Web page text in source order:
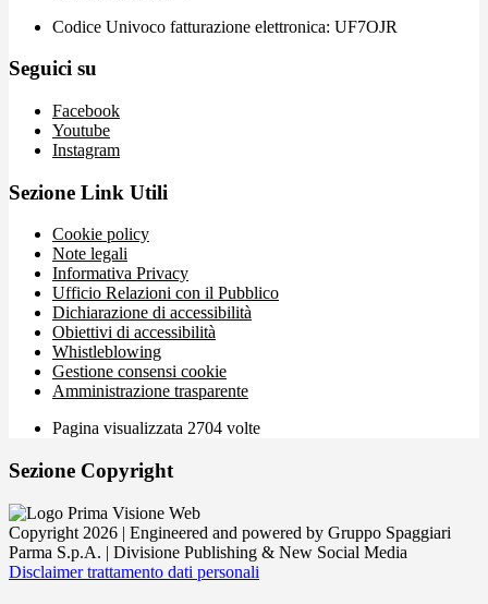
Codice Univoco fatturazione elettronica: UF7OJR
Seguici su
Facebook
Youtube
Instagram
Sezione Link Utili
Cookie policy
Note legali
Informativa Privacy
Ufficio Relazioni con il Pubblico
Dichiarazione di accessibilità
Obiettivi di accessibilità
Whistleblowing
Gestione consensi cookie
Amministrazione trasparente
Pagina visualizzata 2704 volte
Sezione Copyright
Copyright 2026 | Engineered and powered by Gruppo Spaggiari
Parma S.p.A. | Divisione Publishing & New Social Media
Disclaimer trattamento dati personali